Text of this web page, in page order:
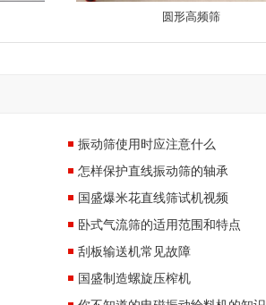
圆形高频筛
振动筛使用时应注意什么
怎样保护直线振动筛的轴承
国盛爆米花直线筛试机视频
卧式气流筛的适用范围和特点
刮板输送机常见故障
国盛制造螺旋压榨机